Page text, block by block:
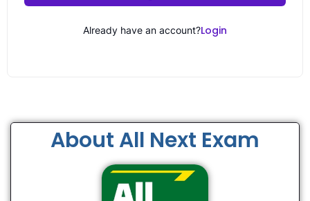
Already have an account?Login
About All Next Exam